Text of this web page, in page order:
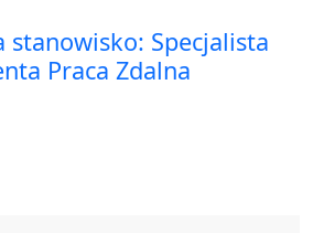
stanowisko: Specjalista
Praca Zdalna